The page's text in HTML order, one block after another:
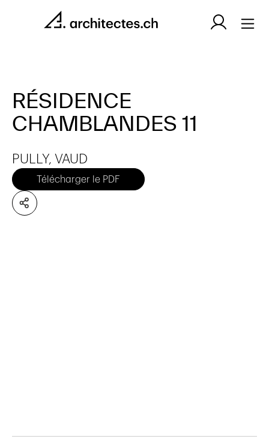
RÉSIDENCE
CHAMBLANDES 11
PULLY, VAUD
Télécharger le PDF